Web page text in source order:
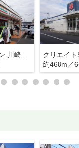
セブンイレブン 川崎千年店
約468m／